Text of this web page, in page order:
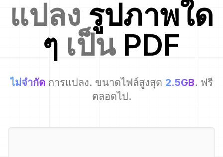
แปลง รูปภาพใด
ๆ เป็น PDF
ไม่จำกัด การแปลง. ขนาดไฟล์สูงสุด 2.5GB. ฟรี
ตลอดไป.